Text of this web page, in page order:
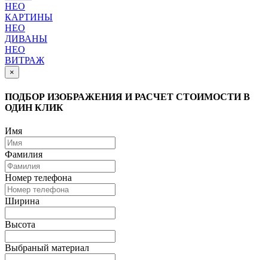
НЕО
КАРТИНЫ
НЕО
ДИВАНЫ
НЕО
ВИТРАЖ
×
ПОДБОР ИЗОБРАЖЕНИЯ И РАСЧЕТ СТОИМОСТИ В
ОДИН КЛИК
Имя
Фамилия
Номер телефона
Ширина
Высота
Выбраный материал